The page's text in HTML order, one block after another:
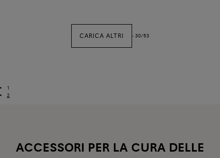
CARICA ALTRI - 30/53
1
2
ACCESSORI PER LA CURA DELLE